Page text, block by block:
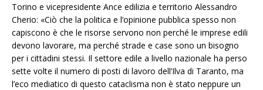
Torino e vicepresidente Ance edilizia e territorio Alessandro
Cherio: «Ciò che la politica e l’opinione pubblica spesso non
capiscono è che le risorse servono non perché le imprese edili
devono lavorare, ma perché strade e case sono un bisogno
per i cittadini stessi. Il settore edile a livello nazionale ha perso
sette volte il numero di posti di lavoro dell’Ilva di Taranto, ma
l’eco mediatico di questo cataclisma non è stato neppure un